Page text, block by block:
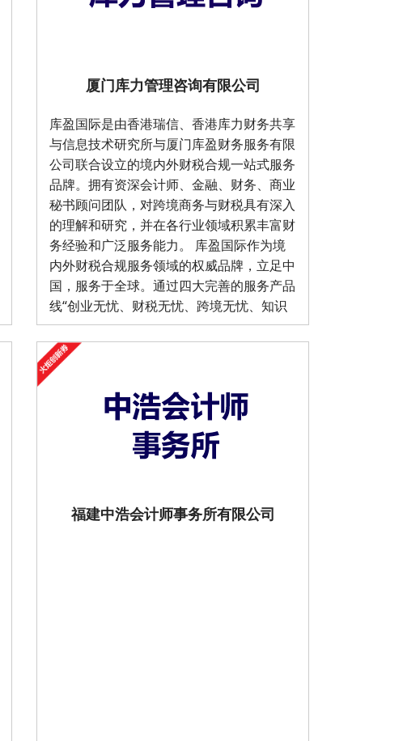
厦门库力管理咨询有限公司
库盈国际是由香港瑞信、香港库力财务共享
与信息技术研究所与厦门库盈财务服务有限
公司联合设立的境内外财税合规一站式服务
品牌。拥有资深会计师、金融、财务、商业
秘书顾问团队，对跨境商务与财税具有深入
的理解和研究，并在各行业领域积累丰富财
务经验和广泛服务能力。 库盈国际作为境
内外财税合规服务领域的权威品牌，立足中
国，服务于全球。通过四大完善的服务产品
线“创业无忧、财税无忧、跨境无忧、知识
产权”，为国内外优秀企业提供全方位的商
务与财税合规服务。
福建中浩会计师事务所有限公司